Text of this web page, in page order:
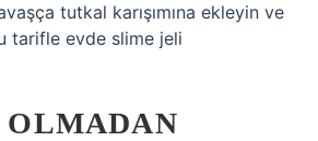
tutkal karışımına ekleyin ve
tarifle evde slime jeli
OLMADAN